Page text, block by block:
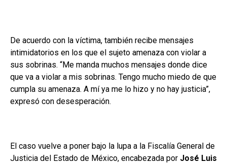
De acuerdo con la víctima, también recibe mensajes
intimidatorios en los que el sujeto amenaza con violar a
sus sobrinas. “Me manda muchos mensajes donde dice
que va a violar a mis sobrinas. Tengo mucho miedo de que
cumpla su amenaza. A mí ya me lo hizo y no hay justicia”,
expresó con desesperación.
El caso vuelve a poner bajo la lupa a la Fiscalía General de
Justicia del Estado de México, encabezada por José Luis